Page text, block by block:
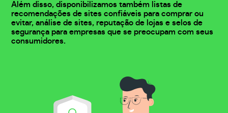
Além disso, disponibilizamos também listas de
recomendações de sites confiáveis para comprar ou
evitar, análise de sites, reputação de lojas e selos de
segurança para empresas que se preocupam com seus
consumidores.